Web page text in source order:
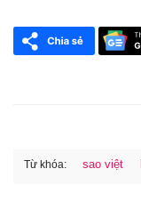
Từ khóa: sao việt